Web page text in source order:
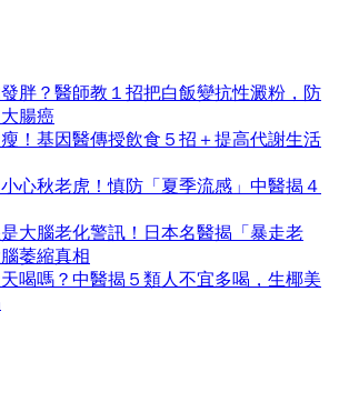
胖？醫師教１招把白飯變抗性澱粉，防
腸癌
！基因醫傳授飲食５招＋提高代謝生活
心秋老虎！慎防「夏季流感」中醫揭４
大腦老化警訊！日本名醫揭「暴走老
萎縮真相
喝嗎？中醫揭５類人不宜多喝，生椰美